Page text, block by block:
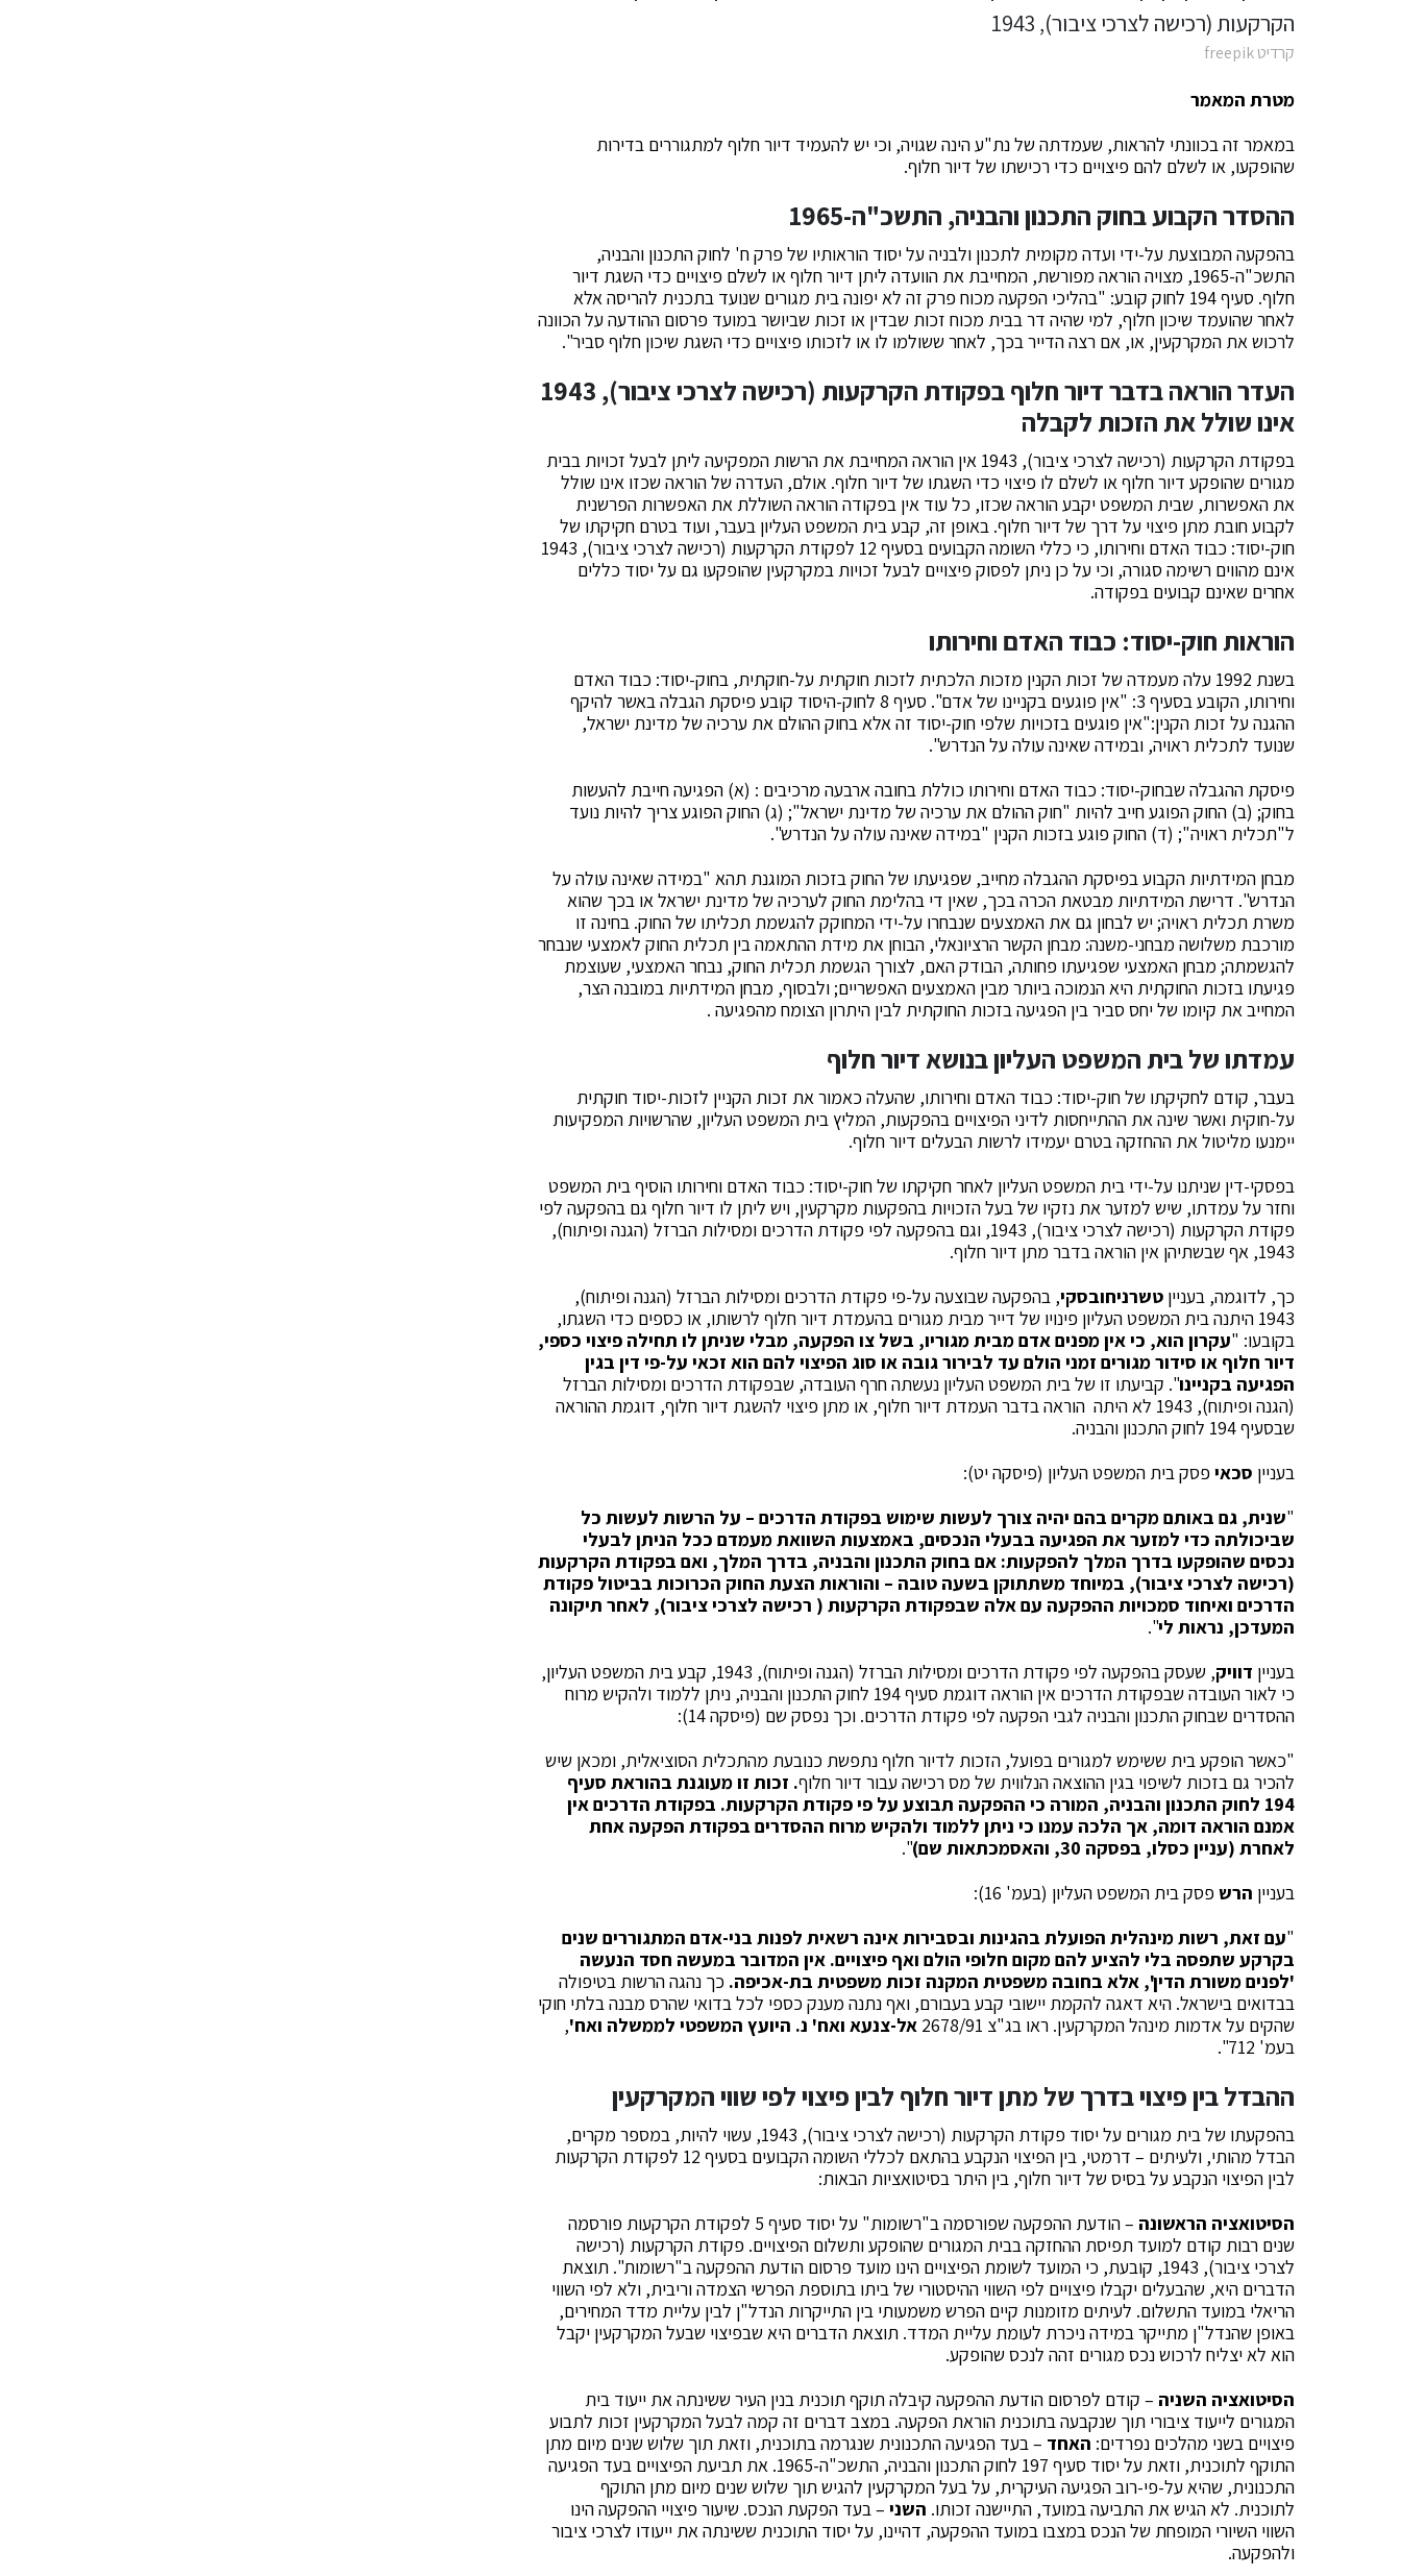
קרדיט freepik
מטרת המאמר
במאמר זה בכוונתי להראות, שעמדתה של נת"ע הינה שגויה, וכי יש להעמיד דיור חלוף למתגוררים בדירות
שהופקעו, או לשלם להם פיצויים כדי רכישתו של דיור חלוף.
ההסדר הקבוע בחוק התכנון והבניה, התשכ"ה-1965
בהפקעה המבוצעת על-ידי ועדה מקומית לתכנון ולבניה על יסוד הוראותיו של פרק ח' לחוק התכנון והבניה,
התשכ"ה-1965, מצויה הוראה מפורשת, המחייבת את הוועדה ליתן דיור חלוף או לשלם פיצויים כדי השגת דיור
חלוף. סעיף 194 לחוק קובע: "בהליכי הפקעה מכוח פרק זה לא יפונה בית מגורים שנועד בתכנית להריסה אלא
לאחר שהועמד שיכון חלוף, למי שהיה דר בבית מכוח זכות שבדין או זכות שביושר במועד פרסום ההודעה על הכוונה
לרכוש את המקרקעין, או, אם רצה הדייר בכך, לאחר ששולמו לו או לזכותו פיצויים כדי השגת שיכון חלוף סביר".
העדר הוראה בדבר דיור חלוף בפקודת הקרקעות (רכישה לצרכי ציבור), 1943
אינו שולל את הזכות לקבלה
בפקודת הקרקעות (רכישה לצרכי ציבור), 1943 אין הוראה המחייבת את הרשות המפקיעה ליתן לבעל זכויות בבית
מגורים שהופקע דיור חלוף או לשלם לו פיצוי כדי השגתו של דיור חלוף. אולם, העדרה של הוראה שכזו אינו שולל
את האפשרות, שבית המשפט יקבע הוראה שכזו, כל עוד אין בפקודה הוראה השוללת את האפשרות הפרשנית
לקבוע חובת מתן פיצוי על דרך של דיור חלוף. באופן זה, קבע בית המשפט העליון בעבר, ועוד בטרם חקיקתו של
חוק-יסוד: כבוד האדם וחירותו, כי כללי השומה הקבועים בסעיף 12 לפקודת הקרקעות (רכישה לצרכי ציבור), 1943
אינם מהווים רשימה סגורה, וכי על כן ניתן לפסוק פיצויים לבעל זכויות במקרקעין שהופקעו גם על יסוד כללים
אחרים שאינם קבועים בפקודה.
הוראות חוק-יסוד: כבוד האדם וחירותו
בשנת 1992 עלה מעמדה של זכות הקנין מזכות הלכתית לזכות חוקתית על-חוקתית, בחוק-יסוד: כבוד האדם
וחירותו, הקובע בסעיף 3: "אין פוגעים בקניינו של אדם". סעיף 8 לחוק-היסוד קובע פיסקת הגבלה באשר להיקף
ההגנה על זכות הקנין:"אין פוגעים בזכויות שלפי חוק-יסוד זה אלא בחוק ההולם את ערכיה של מדינת ישראל,
שנועד לתכלית ראויה, ובמידה שאינה עולה על הנדרש".
פיסקת ההגבלה שבחוק-יסוד: כבוד האדם וחירותו כוללת בחובה ארבעה מרכיבים : (א) הפגיעה חייבת להעשות
בחוק; (ב) החוק הפוגע חייב להיות "חוק ההולם את ערכיה של מדינת ישראל"; (ג) החוק הפוגע צריך להיות נועד
ל"תכלית ראויה"; (ד) החוק פוגע בזכות הקנין "במידה שאינה עולה על הנדרש".
מבחן המידתיות הקבוע בפיסקת ההגבלה מחייב, שפגיעתו של החוק בזכות המוגנת תהא "במידה שאינה עולה על
הנדרש". דרישת המידתיות מבטאת הכרה בכך, שאין די בהלימת החוק לערכיה של מדינת ישראל או בכך שהוא
משרת תכלית ראויה; יש לבחון גם את האמצעים שנבחרו על-ידי המחוקק להגשמת תכליתו של החוק. בחינה זו
מורכבת משלושה מבחני-משנה: מבחן הקשר הרציונאלי, הבוחן את מידת ההתאמה בין תכלית החוק לאמצעי שנבחר
להגשמתה; מבחן האמצעי שפגיעתו פחותה, הבודק האם, לצורך הגשמת תכלית החוק, נבחר האמצעי, שעוצמת
פגיעתו בזכות החוקתית היא הנמוכה ביותר מבין האמצעים האפשריים; ולבסוף, מבחן המידתיות במובנה הצר,
המחייב את קיומו של יחס סביר בין הפגיעה בזכות החוקתית לבין היתרון הצומח מהפגיעה .
עמדתו של בית המשפט העליון בנושא דיור חלוף
בעבר, קודם לחקיקתו של חוק-יסוד: כבוד האדם וחירותו, שהעלה כאמור את זכות הקניין לזכות-יסוד חוקתית
על-חוקית ואשר שינה את ההתייחסות לדיני הפיצויים בהפקעות, המליץ בית המשפט העליון, שהרשויות המפקיעות
יימנעו מליטול את ההחזקה בטרם יעמידו לרשות הבעלים דיור חלוף.
בפסקי-דין שניתנו על-ידי בית המשפט העליון לאחר חקיקתו של חוק-יסוד: כבוד האדם וחירותו הוסיף בית המשפט
וחזר על עמדתו, שיש למזער את נזקיו של בעל הזכויות בהפקעות מקרקעין, ויש ליתן לו דיור חלוף גם בהפקעה לפי
פקודת הקרקעות (רכישה לצרכי ציבור), 1943, וגם בהפקעה לפי פקודת הדרכים ומסילות הברזל (הגנה ופיתוח),
1943, אף שבשתיהן אין הוראה בדבר מתן דיור חלוף.
כך, לדוגמה, בעניין טשרניחובסקי, בהפקעה שבוצעה על-פי פקודת הדרכים ומסילות הברזל (הגנה ופיתוח),
1943 היתנה בית המשפט העליון פינויו של דייר מבית מגורים בהעמדת דיור חלוף לרשותו, או כספים כדי השגתו,
בקובעו: "עקרון הוא, כי אין מפנים אדם מבית מגוריו, בשל צו הפקעה, מבלי שניתן לו תחילה פיצוי כספי,
דיור חלוף או סידור מגורים זמני הולם עד לבירור גובה או סוג הפיצוי להם הוא זכאי על-פי דין בגין
הפגיעה בקניינו". קביעתו זו של בית המשפט העליון נעשתה חרף העובדה, שבפקודת הדרכים ומסילות הברזל
(הגנה ופיתוח), 1943 לא היתה הוראה בדבר העמדת דיור חלוף, או מתן פיצוי להשגת דיור חלוף, דוגמת ההוראה
שבסעיף 194 לחוק התכנון והבניה.
בעניין סכאיפסק בית המשפט העליון (פיסקה יט):
"שנית, גם באותם מקרים בהם יהיה צורך לעשות שימוש בפקודת הדרכים – על הרשות לעשות כל
שביכולתה כדי למזער את הפגיעה בבעלי הנכסים, באמצעות השוואת מעמדם ככל הניתן לבעלי
נכסים שהופקעו בדרך המלך להפקעות: אם בחוק התכנון והבניה, בדרך המלך, ואם בפקודת הקרקעות
(רכישה לצרכי ציבור), במיוחד משתתוקן בשעה טובה – והוראות הצעת החוק הכרוכות בביטול פקודת
הדרכים ואיחוד סמכויות ההפקעה עם אלה שבפקודת הקרקעות ( רכישה לצרכי ציבור), לאחר תיקונה
המעדכן, נראות לי".
בעניין דוויק
, שעסק בהפקעה לפי פקודת הדרכים ומסילות הברזל (הגנה ופיתוח), 1943, קבע בית המשפט העליון,
כי לאור העובדה שבפקודת הדרכים אין הוראה דוגמת סעיף 194 לחוק התכנון והבניה, ניתן ללמוד ולהקיש מרוח
ההסדרים שבחוק התכנון והבניה לגבי הפקעה לפי פקודת הדרכים. וכך נפסק שם (פיסקה 14):
"כאשר הופקע בית ששימש למגורים בפועל, הזכות לדיור חלוף נתפשת כנובעת מהתכלית הסוציאלית, ומכאן שיש
להכיר גם בזכות לשיפוי בגין ההוצאה הנלווית של מס רכישה עבור דיור חלוף. זכות זו מעוגנת בהוראת סעיף
194 לחוק התכנון והבניה, המורה כי ההפקעה תבוצע על פי פקודת הקרקעות. בפקודת הדרכים אין
אמנם הוראה דומה, אך הלכה עמנו כי ניתן ללמוד ולהקיש מרוח ההסדרים בפקודת הפקעה אחת
לאחרת (עניין כסלו, בפסקה 30, והאסמכתאות שם)
".
בעניין הרשפסק בית המשפט העליון (בעמ' 16):
"עם זאת, רשות מינהלית הפועלת בהגינות ובסבירות אינה רשאית לפנות בני-אדם המתגוררים שנים
בקרקע שתפסה בלי להציע להם מקום חלופי הולם ואף פיצויים. אין המדובר במעשה חסד הנעשה
'לפנים משורת הדין', אלא בחובה משפטית המקנה זכות משפטית בת-אכיפה. כך נהגה הרשות בטיפולה
בבדואים בישראל. היא דאגה להקמת יישובי קבע בעבורם, ואף נתנה מענק כספי לכל בדואי שהרס מבנה בלתי חוקי
שהקים על אדמות מינהל המקרקעין. ראו בג"צ 2678/91
אל-צנעא ואח' נ. היועץ המשפטי לממשלה ואח',
בעמ' 712".
ההבדל בין פיצוי בדרך של מתן דיור חלוף לבין פיצוי לפי שווי המקרקעין
בהפקעתו של בית מגורים על יסוד פקודת הקרקעות (רכישה לצרכי ציבור), 1943, עשוי להיות, במספר מקרים,
הבדל מהותי, ולעיתים – דרמטי, בין הפיצוי הנקבע בהתאם לכללי השומה הקבועים בסעיף 12 לפקודת הקרקעות
לבין הפיצוי הנקבע על בסיס של דיור חלוף, בין היתר בסיטואציות הבאות:
הסיטואציה הראשונה
– הודעת ההפקעה שפורסמה ב"רשומות" על יסוד סעיף 5 לפקודת הקרקעות פורסמה
שנים רבות קודם למועד תפיסת ההחזקה בבית המגורים שהופקע ותשלום הפיצויים. פקודת הקרקעות (רכישה
לצרכי ציבור), 1943, קובעת, כי המועד לשומת הפיצויים הינו מועד פרסום הודעת ההפקעה ב"רשומות". תוצאת
הדברים היא, שהבעלים יקבלו פיצויים לפי השווי ההיסטורי של ביתו בתוספת הפרשי הצמדה וריבית, ולא לפי השווי
הריאלי במועד התשלום. לעיתים מזומנות קיים הפרש משמעותי בין התייקרות הנדל"ן לבין עליית מדד המחירים,
באופן שהנדל"ן מתייקר במידה ניכרת לעומת עליית המדד. תוצאת הדברים היא שבפיצוי שבעל המקרקעין יקבל
הוא לא יצליח לרכוש נכס מגורים זהה לנכס שהופקע.
הסיטואציה השניה – קודם לפרסום הודעת ההפקעה קיבלה תוקף תוכנית בנין העיר ששינתה את ייעוד בית
המגורים לייעוד ציבורי תוך שנקבעה בתוכנית הוראת הפקעה. במצב דברים זה קמה לבעל המקרקעין זכות לתבוע
פיצויים בשני מהלכים נפרדים: האחד – בעד הפגיעה התכנונית שנגרמה בתוכנית, וזאת תוך שלוש שנים מיום מתן
התוקף לתוכנית, וזאת על יסוד סעיף 197 לחוק התכנון והבניה, התשכ"ה-1965. את תביעת הפיצויים בעד הפגיעה
התכנונית, שהיא על-פי-רוב הפגיעה העיקרית, על בעל המקרקעין להגיש תוך שלוש שנים מיום מתן התוקף
לתוכנית. לא הגיש את התביעה במועד, התיישנה זכותו. השני – בעד הפקעת הנכס. שיעור פיצויי ההפקעה הינו
השווי השיורי המופחת של הנכס במצבו במועד ההפקעה, דהיינו, על יסוד התוכנית ששינתה את ייעודו לצרכי ציבור
ולהפקעה.